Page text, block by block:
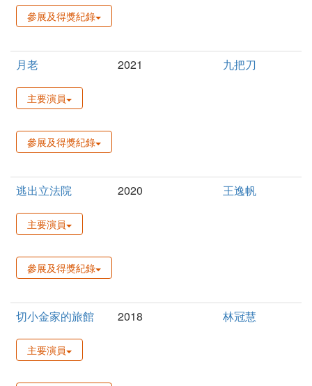
參展及得獎紀錄
月老 2021 九把刀
主要演員
參展及得獎紀錄
逃出立法院 2020 王逸帆
主要演員
參展及得獎紀錄
切小金家的旅館 2018 林冠慧
主要演員